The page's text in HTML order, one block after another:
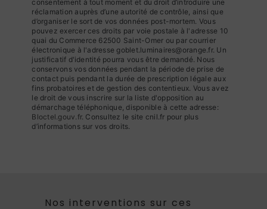
consentement à tout moment et du droit d’introduire une
réclamation auprès d’une autorité de contrôle, ainsi que
d’organiser le sort de vos données post-mortem. Vous
pouvez exercer ces droits par voie postale à l'adresse 10
quai du Commerce 62500 Saint-Omer ou par courrier
électronique à l'adresse goblet.luminaires@orange.fr. Un
justificatif d'identité pourra vous être demandé. Nous
conservons vos données pendant la période de prise de
contact puis pendant la durée de prescription légale aux
fins probatoires et de gestion des contentieux. Vous avez
le droit de vous inscrire sur la liste d'opposition au
démarchage téléphonique, disponible à cette adresse:
Bloctel.gouv.fr. Consultez le site cnil.fr pour plus
d’informations sur vos droits.
Nos interventions sur ces